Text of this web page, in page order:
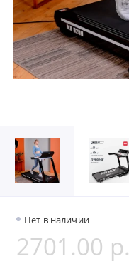
Нет в наличии
2701.00 р.